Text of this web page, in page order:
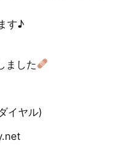
す♪
ました
イヤル)